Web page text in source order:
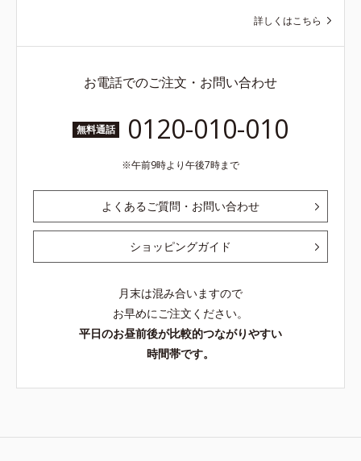
詳しくはこちら
お電話でのご注文・お問い合わせ
無料通話 0120-010-010
午前9時より午後7時まで
よくあるご質問・お問い合わせ
ショッピングガイド
月末は混み合いますので
お早めにご注文ください。
平日のお昼前後が比較的つながりやすい
時間帯です。